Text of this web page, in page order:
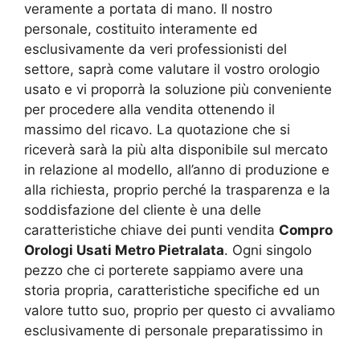
veramente a portata di mano. Il nostro
personale, costituito interamente ed
esclusivamente da veri professionisti del
settore, saprà come valutare il vostro orologio
usato e vi proporrà la soluzione più conveniente
per procedere alla vendita ottenendo il
massimo del ricavo. La quotazione che si
riceverà sarà la più alta disponibile sul mercato
in relazione al modello, all’anno di produzione e
alla richiesta, proprio perché la trasparenza e la
soddisfazione del cliente è una delle
caratteristiche chiave dei punti vendita Compro
Orologi Usati Metro Pietralata. Ogni singolo
pezzo che ci porterete sappiamo avere una
storia propria, caratteristiche specifiche ed un
valore tutto suo, proprio per questo ci avvaliamo
esclusivamente di personale preparatissimo in